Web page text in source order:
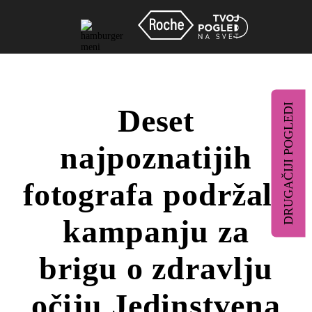
DRUGAČIJI POGLEDI
Deset
najpoznatijih
fotografa podržalo
kampanju za
brigu o zdravlju